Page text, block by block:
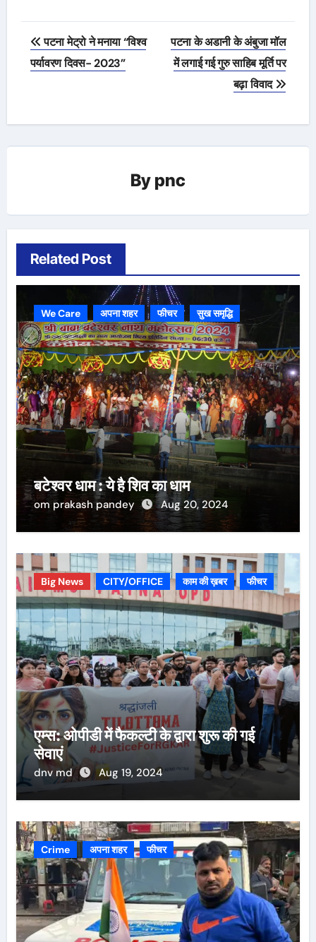
Post
navigation
पटना मेट्रो ने मनाया “विश्व
पर्यावरण दिवस- 2023”
पटना के अडानी के अंबुजा मॉल
में लगाई गई गुरु साहिब मूर्ति पर
बढ़ा विवाद
By pnc
Related Post
We Care अपना शहर फीचर सुख समृद्धि
बटेश्वर धाम : ये है शिव का धाम
om prakash pandey Aug 20, 2024
Big News CITY/OFFICE काम की ख़बर फीचर
एम्स: ओपीडी में फैकल्टी के द्वारा शुरू की गई
सेवाएं
dnv md Aug 19, 2024
Crime अपना शहर फीचर